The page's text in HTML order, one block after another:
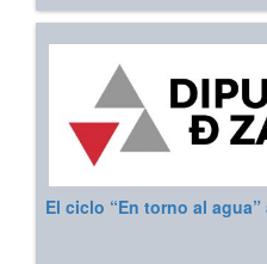
El ciclo “En torno al